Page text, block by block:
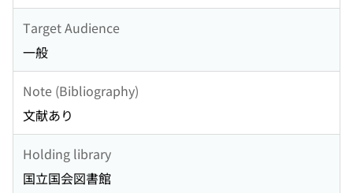
Target Audience
一般
Note (Bibliography)
文献あり
Holding library
国立国会図書館